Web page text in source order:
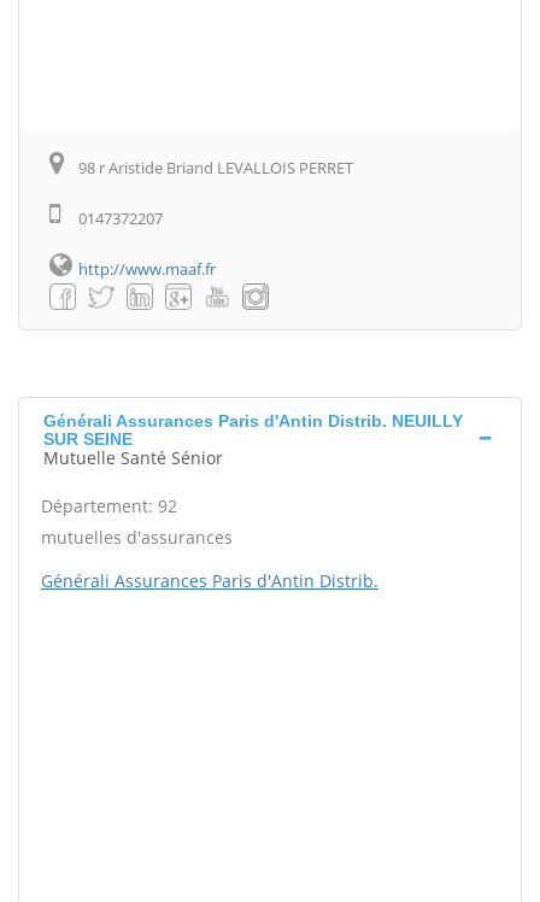
98 r Aristide Briand LEVALLOIS PERRET
0147372207
http://www.maaf.fr
Générali Assurances Paris d'Antin Distrib. NEUILLY
SUR SEINE
Mutuelle Santé Sénior
Département: 92
mutuelles d'assurances
Générali Assurances Paris d'Antin Distrib.